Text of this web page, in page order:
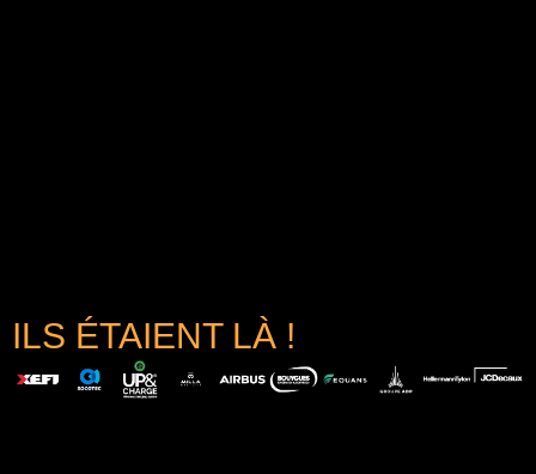
ILS ÉTAIENT LÀ !